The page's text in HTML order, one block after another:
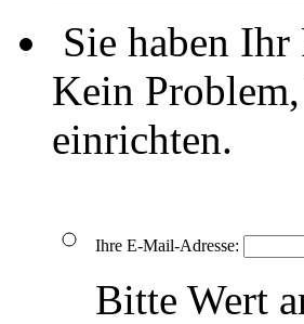
Sie haben Ihr
Kein
einrichten.
Ihre E-Mail-Adresse:
Bitte Wert